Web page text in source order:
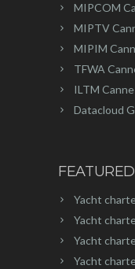
MIPCOM
MIPTV
MIPIM
TFWA
ILTM
Datacloud
Yacht
Yacht
Yacht
Yacht